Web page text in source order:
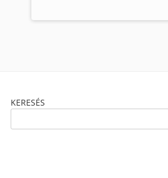
Content
KERESÉS